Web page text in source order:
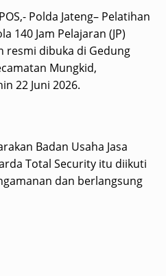
Polda Jateng– Pelatihan
140 Jam Pelajaran (JP)
resmi dibuka di Gedung
Mungkid,
22 Juni 2026.
Badan Usaha Jasa
Total Security itu diikuti
dan berlangsung